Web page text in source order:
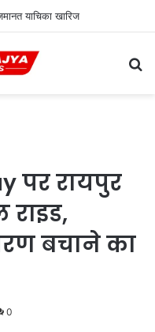
याचिका खारिज
पर रायपुर
बचाने का
0